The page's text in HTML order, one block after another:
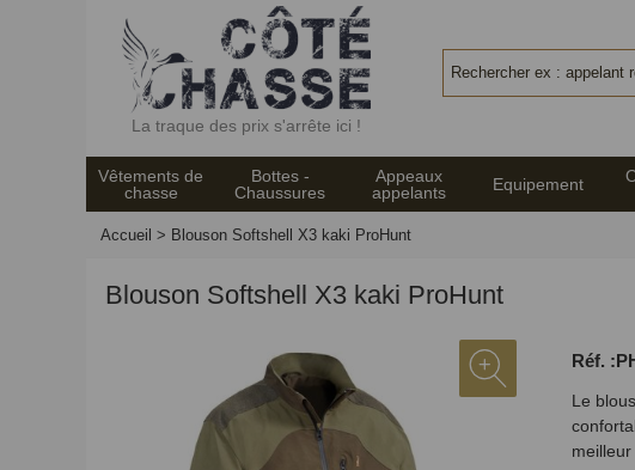
La traque des prix s'arrête ici !
Vêtements de
chasse
Bottes -
Chaussures
Appeaux
appelants
Equipement
Accueil > Blouson Softshell X3 kaki ProHunt
Blouson Softshell X3 kaki ProHunt
Réf.
Le